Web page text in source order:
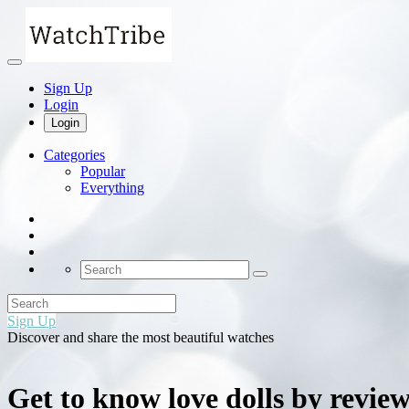
Sign Up
Login
Login
Categories
Popular
Everything
Sign Up
Discover and share the most beautiful watches
Get to know love dolls by